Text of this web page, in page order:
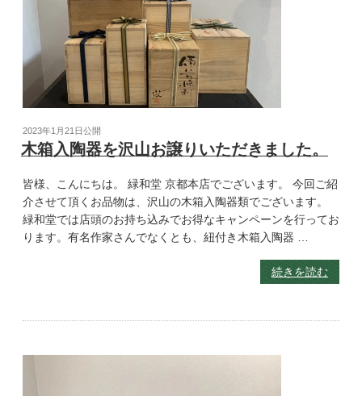
2023年1月21日公開
木箱入陶器を沢山お譲りいただきました。
皆様、こんにちは。 緑和堂 京都本店でございます。 今回ご紹
介させて頂くお品物は、沢山の木箱入陶器類でございます。
緑和堂では店頭のお持ち込みでお得なキャンペーンを行ってお
ります。有名作家さんでなくとも、紐付き木箱入陶器 …
続きを読む